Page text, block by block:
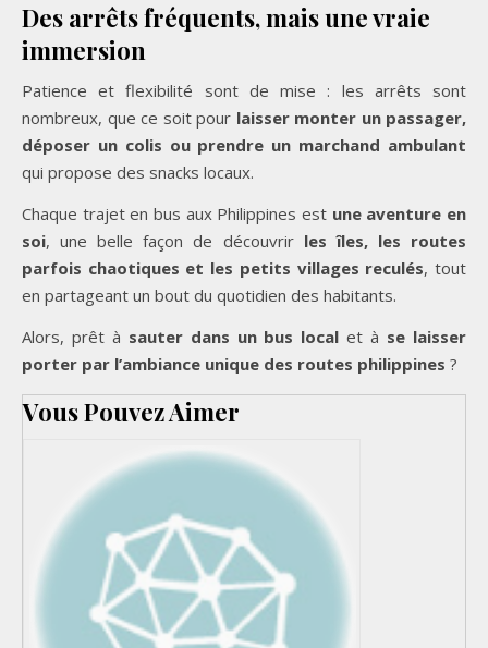
Des arrêts fréquents, mais une vraie
immersion
Patience et flexibilité sont de mise : les arrêts sont
nombreux, que ce soit pour laisser monter un passager,
déposer un colis ou prendre un marchand ambulant
qui propose des snacks locaux.
Chaque trajet en bus aux Philippines est une aventure en
soi, une belle façon de découvrir les îles, les routes
parfois chaotiques et les petits villages reculés, tout
en partageant un bout du quotidien des habitants.
Alors, prêt à sauter dans un bus local et à se laisser
porter par l’ambiance unique des routes philippines ?
Vous Pouvez Aimer